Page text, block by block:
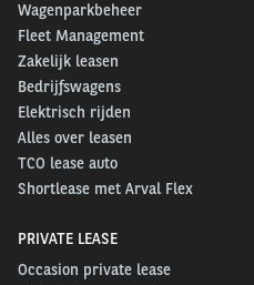
Wagenparkbeheer
Fleet Management
Zakelijk leasen
Bedrijfswagens
Elektrisch rijden
Alles over leasen
TCO lease auto
Shortlease met Arval Flex
PRIVATE LEASE
Occasion private lease